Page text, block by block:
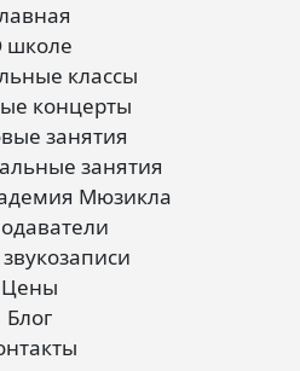
школе
классы
концерты
занятия
занятия
Мюзикла
Цены
Блог